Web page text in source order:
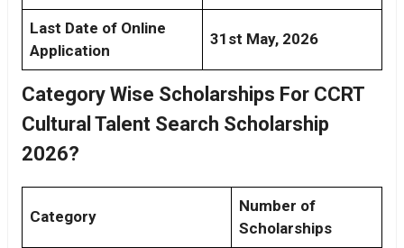
Last Date of Online
Application
31st May, 2026
Category Wise Scholarships For CCRT
Cultural Talent Search Scholarship
2026?
Category
Number of
Scholarships